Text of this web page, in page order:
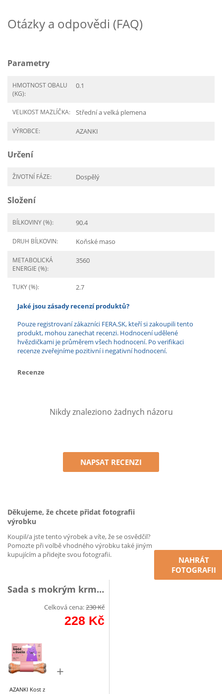
Otázky a odpovědi (FAQ)
Parametry
HMOTNOST OBALU
(KG):
0.1
VELIKOST MAZLÍČKA: Střední a velká plemena
VÝROBCE: AZANKI
Určení
ŽIVOTNÍ FÁZE: Dospělý
Složení
BÍLKOVINY (%): 90.4
DRUH BÍLKOVIN: Koňské maso
METABOLICKÁ
ENERGIE (%):
3560
TUKY (%): 2.7
Jaké jsou zásady recenzí produktů?
Pouze registrovaní zákazníci FERA.SK, kteří si zakoupili tento
produkt, mohou zanechat recenzi. Hodnocení udělené
hvězdičkami je průměrem všech hodnocení. Po verifikaci
recenze zveřejníme pozitivní i negativní hodnocení.
Recenze
Nikdy znaleziono żadnych názoru
NAPSAT RECENZI
Děkujeme, že chcete přidat fotografii
výrobku
Koupil/a jste tento výrobek a víte, že se osvědčil?
Pomozte při volbě vhodného výrobku také jiným
kupujícím a přidejte svou fotografii.
NAHRÁT
FOTOGRAFII
Sada s mokrým krmivo
Celková cena:230Kč
228 Kč
AZANKI Kost z
+